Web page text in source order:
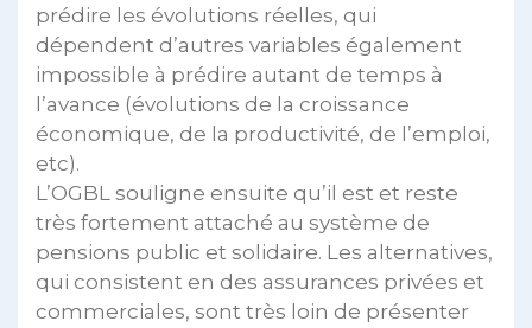
prédire les évolutions réelles, qui
dépendent d’autres variables également
impossible à prédire autant de temps à
l’avance (évolutions de la croissance
économique, de la productivité, de l’emploi,
etc).
L’OGBL souligne ensuite qu’il est et reste
très fortement attaché au système de
pensions public et solidaire. Les alternatives,
qui consistent en des assurances privées et
commerciales, sont très loin de présenter